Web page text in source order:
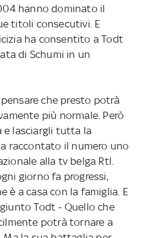
hanno dominato il
titoli consecutivi. E
ha consentito a Todt
di Schumi in un
che presto potrà
più normale. Però
e lasciargli tutta la
raccontato il numero uno
alla tv belga Rtl.
giorno fa progressi,
è a casa con la famiglia. E
Todt - Quello che
potrà tornare a